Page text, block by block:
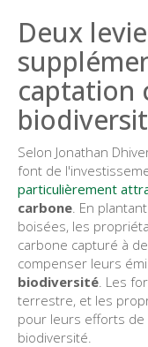
Deux
captation
Selon Jonathan
font de
particulièrement
carbone . En
boisées, les
carbone capturé à
compenser leurs
biodiversité . Les
terrestre, et les
pour leurs efforts
biodiversité.